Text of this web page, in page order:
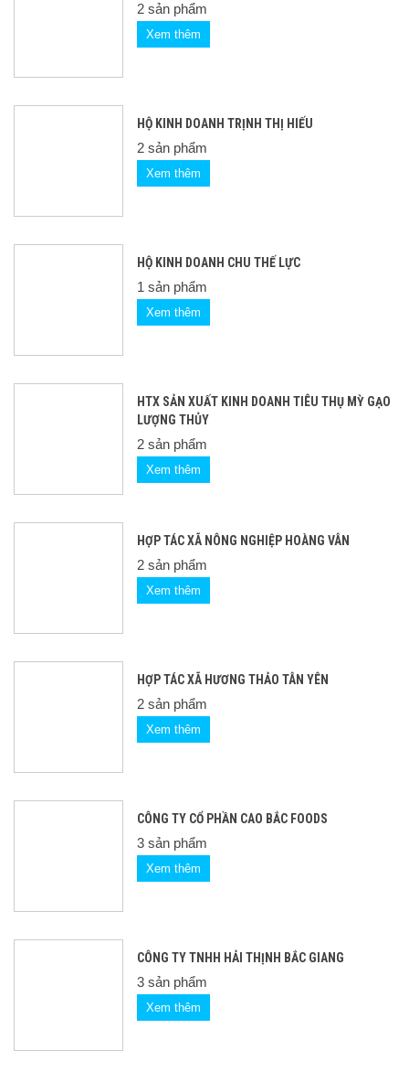
2 sản phẩm
Xem thêm
HỘ KINH DOANH TRỊNH THỊ HIẾU
2 sản phẩm
Xem thêm
HỘ KINH DOANH CHU THẾ LỰC
1 sản phẩm
Xem thêm
HTX SẢN XUẤT KINH DOANH TIÊU THỤ MỲ GẠO
LƯỢNG THỦY
2 sản phẩm
Xem thêm
HỢP TÁC XÃ NÔNG NGHIỆP HOÀNG VÂN
2 sản phẩm
Xem thêm
HỢP TÁC XÃ HƯƠNG THẢO TÂN YÊN
2 sản phẩm
Xem thêm
CÔNG TY CỔ PHẦN CAO BẮC FOODS
3 sản phẩm
Xem thêm
CÔNG TY TNHH HẢI THỊNH BẮC GIANG
3 sản phẩm
Xem thêm